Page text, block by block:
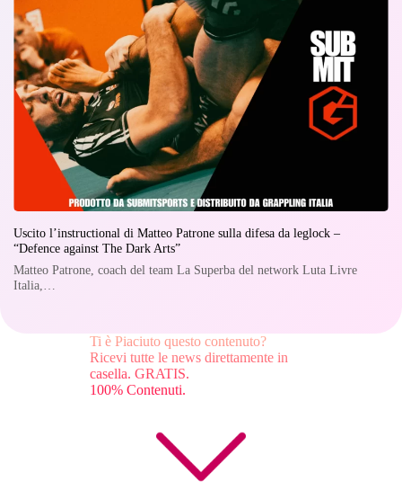
Uscito l’instructional di Matteo Patrone sulla difesa da leglock –
“Defence against The Dark Arts”
Matteo Patrone, coach del team La Superba del network Luta Livre
Italia,…
Ti è Piaciuto questo contenuto?
Ricevi tutte le news direttamente in
casella. GRATIS.
100% Contenuti.